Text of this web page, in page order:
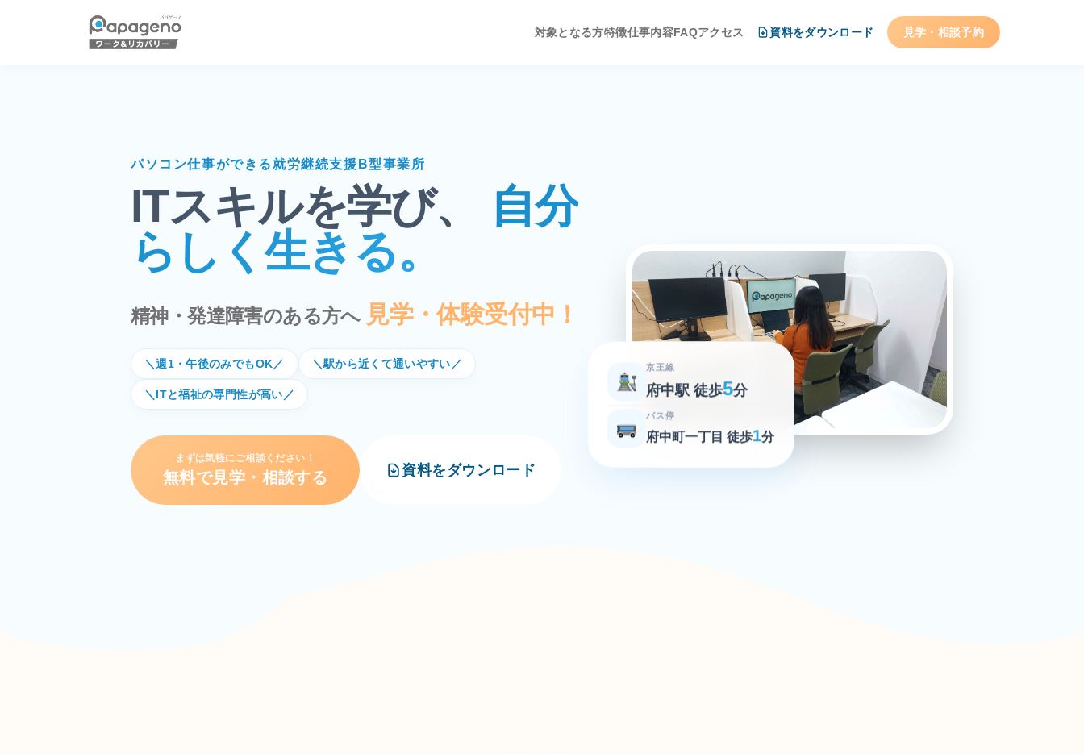
対象となる方特徴仕事内容FAQアクセス 資料をダウンロード 見学・相談予約
パソコン仕事ができる就労継続支援B型事業所
ITスキルを学び、
自分
らしく生きる。
精神・発達障害のある方へ 見学・体験受付中！
＼週1・午後のみでもOK／ ＼駅から近くて通いやすい／
＼ITと福祉の専門性が高い／
まずは気軽にご相談ください！
無料で見学・相談する 資料をダウンロード
京王線
府中駅 徒歩5分
バス停
府中町一丁目 徒歩1分